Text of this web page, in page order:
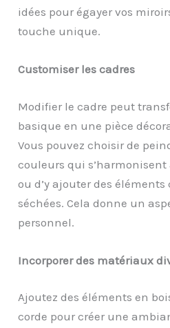
idées pour égayer vos
touche unique.
Customiser les cadres
Modifier le cadre peut
basique en une pièce
Vous pouvez choisir de
couleurs qui
ou d’y ajouter des
séchées. Cela donne un
personnel.
Incorporer des matériaux
Ajoutez des éléments en
corde pour créer une